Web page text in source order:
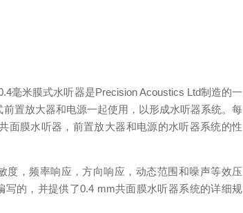
毫米膜式水听器是Precision Acoustics Ltd制造的一
置放大器和电源一起使用，以形成水听器系统。每
面膜水听器，前置放大器和电源的水听器系统的性
度，频率响应，方向响应，动态范围和噪声等效压
的，并提供了0.4 mm共面膜水听器系统的详细规